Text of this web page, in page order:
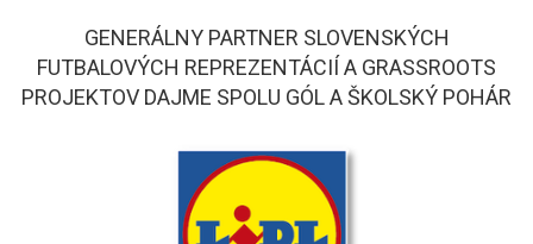
GENERÁLNY PARTNER SLOVENSKÝCH
FUTBALOVÝCH REPREZENTÁCIÍ A GRASSROOTS
PROJEKTOV DAJME SPOLU GÓL A ŠKOLSKÝ POHÁR